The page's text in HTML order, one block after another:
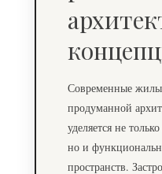
Современные
продуманной
уделяется не
но и
пространств.